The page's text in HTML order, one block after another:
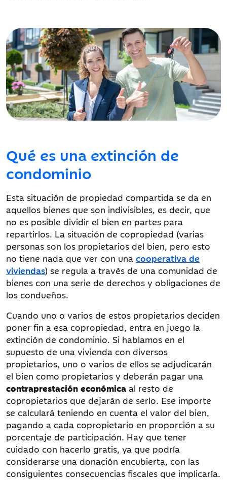
Qué es una extinción de
condominio
Esta situación de propiedad compartida se da en
aquellos bienes que son indivisibles, es decir, que
no es posible dividir el bien en partes para
repartirlos. La situación de copropiedad (varias
personas son los propietarios del bien, pero esto
no tiene nada que ver con una cooperativa de
viviendas) se regula a través de una comunidad de
bienes con una serie de derechos y obligaciones de
los condueños.
Cuando uno o varios de estos propietarios deciden
poner fin a esa copropiedad, entra en juego la
extinción de condominio. Si hablamos en el
supuesto de una vivienda con diversos
propietarios, uno o varios de ellos se adjudicarán
el bien como propietarios y deberán pagar una
contraprestación económica al resto de
copropietarios que dejarán de serlo. Ese importe
se calculará teniendo en cuenta el valor del bien,
pagando a cada copropietario en proporción a su
porcentaje de participación. Hay que tener
cuidado con hacerlo gratis, ya que podría
considerarse una donación encubierta, con las
consiguientes consecuencias fiscales que implicaría.